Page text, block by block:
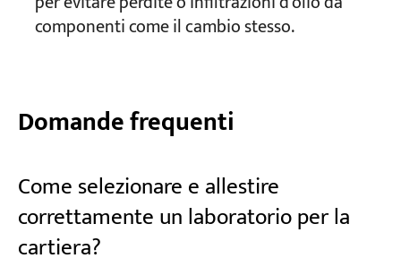
componenti come il cambio stesso.
Domande frequenti
Come selezionare e allestire
correttamente un laboratorio per la
cartiera?